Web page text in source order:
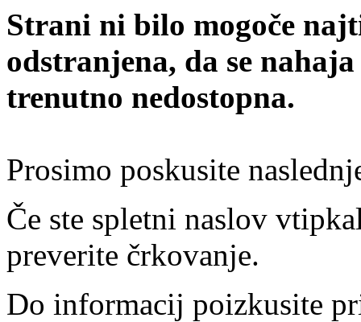
Strani ni bilo mogoče
odstranjena, da se
trenutno nedostopna.
Prosimo poskusite
Če ste spletni naslov
preverite črkovanje.
Do informacij poizkusite